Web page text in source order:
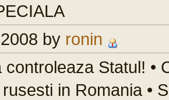
by ronin
controleaza Statul! •
in Romania •